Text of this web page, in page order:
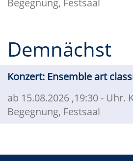
Demnächst
Konzert: Ensemble art
ab 15.08.2026 ,19:30 - Uhr.
Begegnung, Festsaal